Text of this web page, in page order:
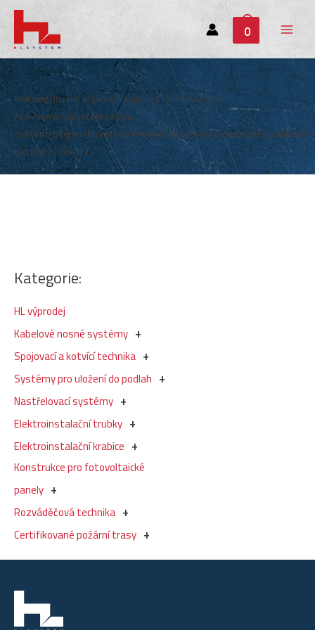
0
Main
Menu
Kategorie:
HL výprodej
Kabelové nosné systémy
Spojovací a kotvící technika
Systémy pro uložení do podlah
Nastřelovací systémy
Elektroinstalační trubky
Elektroinstalační krabice
Konstrukce pro fotovoltaické
panely
Rozváděčová technika
Certifikované požární trasy
Warning: Invalid argument supplied for foreach() in
/var/www/hlsystem.cz/wp-
content/plugins/hlsystem/themes/hlsystem/components/
cat.phpon line12